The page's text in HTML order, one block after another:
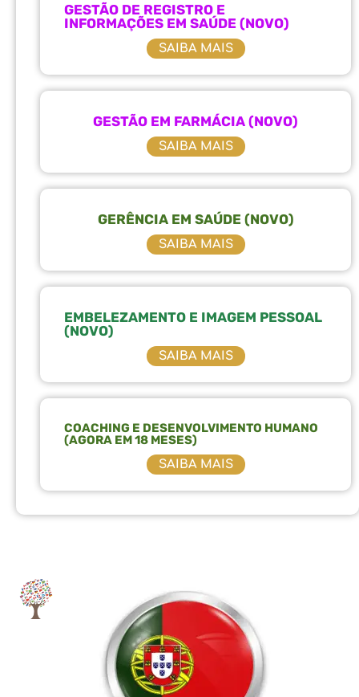
SAIBA MAIS
COACHING E DESENVOLVIMENTO HUMANO
(AGORA EM 18 MESES)
SAIBA MAIS
EMBELEZAMENTO E IMAGEM PESSOAL
(NOVO)
SAIBA MAIS
GERÊNCIA EM SAÚDE (NOVO)
SAIBA MAIS
GESTÃO EM FARMÁCIA (NOVO)
SAIBA MAIS
GESTÃO DE REGISTRO E
INFORMAÇÕES EM SAÚDE (NOVO)